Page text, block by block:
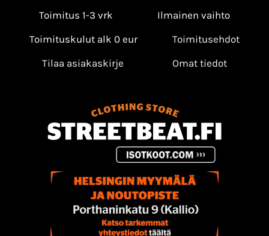
Toimitus 1-3 vrk
Ilmainen vaihto
Toimituskulut alk 0 eur
Toimitusehdot
Tilaa asiakaskirje
Omat tiedot